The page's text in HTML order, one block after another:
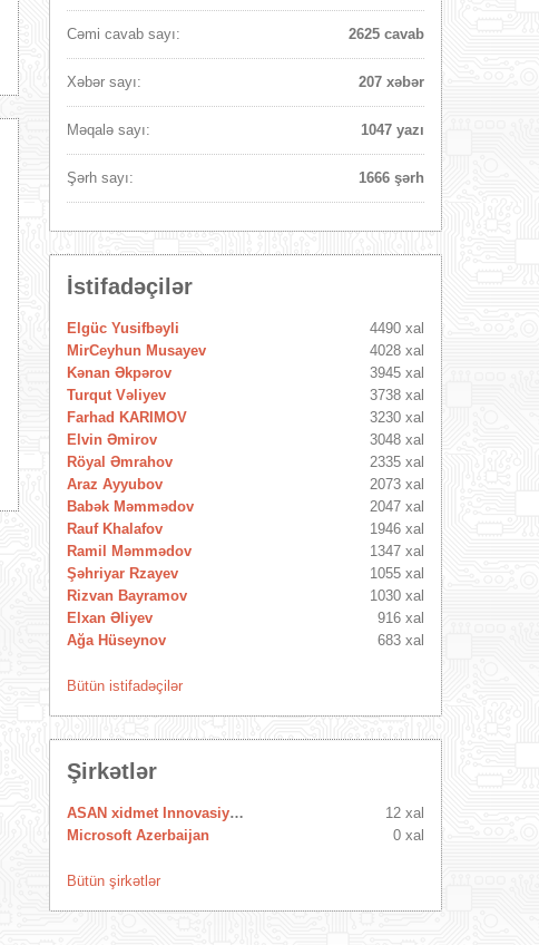
Cəmi cavab sayı: 2625 cavab
Xəbər sayı: 207 xəbər
Məqalə sayı: 1047 yazı
Şərh sayı: 1666 şərh
İstifadəçilər
Elgüc Yusifbəyli
4490 xal
MirCeyhun Musayev
4028 xal
Kənan Əkpərov
3945 xal
Turqut Vəliyev
3738 xal
Farhad KARIMOV
3230 xal
Elvin Əmirov
3048 xal
Röyal Əmrahov
2335 xal
Araz Ayyubov
2073 xal
Babək Məmmədov
2047 xal
Rauf Khalafov
1946 xal
Ramil Məmmədov
1347 xal
Şəhriyar Rzayev
1055 xal
Rizvan Bayramov
1030 xal
Elxan Əliyev
916 xal
Ağa Hüseynov
683 xal
Bütün istifadəçilər
Şirkətlər
ASAN xidmet Innovasiya Mərkəzi
12 xal
Microsoft Azerbaijan
0 xal
Bütün şirkətlər